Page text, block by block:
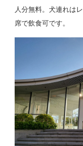
人分無料。犬連れは
席で飲食可です。